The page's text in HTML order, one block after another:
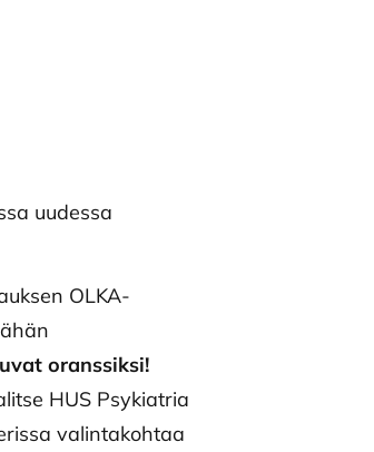
uudessa
OLKA-
oranssiksi!
HUS Psykiatria
valintakohtaa